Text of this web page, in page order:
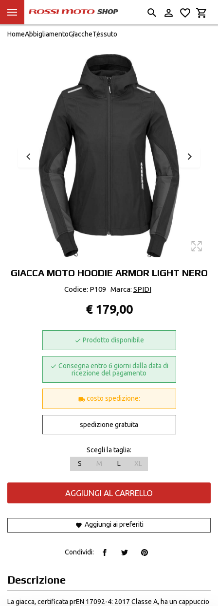
HomeAbbigliamentoGiaccheTessuto
GIACCA MOTO HOODIE ARMOR LIGHT NERO
Codice: P109 Marca: SPIDI
€ 179,00
Prodotto disponibile
Consegna entro 6 giorni dalla data di
ricezione del pagamento
costo spedizione:
spedizione gratuita
Scegli la taglia:
S
M L XL
AGGIUNGI AL CARRELLO
Aggiungi ai preferiti
Condividi:
Descrizione
La giacca, certificata prEN 17092-4: 2017 Classe A, ha un cappuccio